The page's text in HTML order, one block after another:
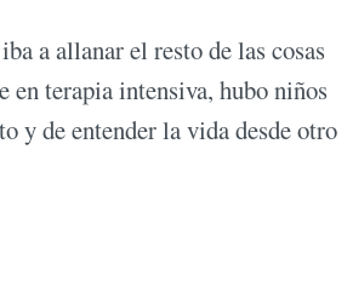
a allanar el resto de las cosas
en terapia intensiva, hubo niños
y de entender la vida desde otro